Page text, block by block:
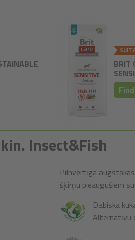
BRIT
Insect&Fish
Pilnvērtīga
šķirņu pieaugušiem
Dabiska
Alternatīvu